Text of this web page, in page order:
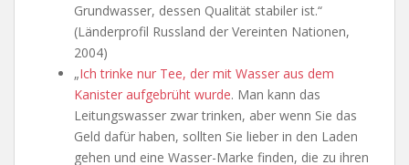
Grundwasser, dessen Qualität stabiler ist.“
(Länderprofil Russland der Vereinten Nationen,
2004)
„Ich trinke nur Tee, der mit Wasser aus dem
Kanister aufgebrüht wurde. Man kann das
Leitungswasser zwar trinken, aber wenn Sie das
Geld dafür haben, sollten Sie lieber in den Laden
gehen und eine Wasser-Marke finden, die zu ihren